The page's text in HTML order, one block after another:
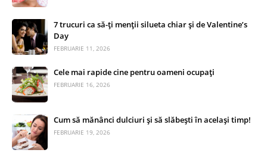
7 trucuri ca să-ți menții silueta chiar și de Valentine’s
Day
FEBRUARIE 11, 2026
Cele mai rapide cine pentru oameni ocupați
FEBRUARIE 16, 2026
Cum să mănânci dulciuri și să slăbești în același timp!
FEBRUARIE 19, 2026